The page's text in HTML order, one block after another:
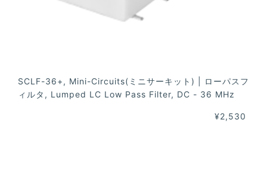
SCLF-36+, Mini-Circuits(ミニサーキット) | ローパスフ
ィルタ, Lumped LC Low Pass Filter, DC - 36 MHz
¥2,530